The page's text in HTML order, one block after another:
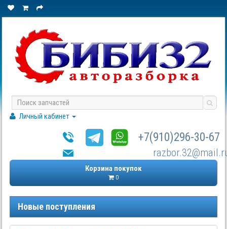
Личный кабинет
+7(910)296-30-67
Корзина покупок
0
Новые поступления